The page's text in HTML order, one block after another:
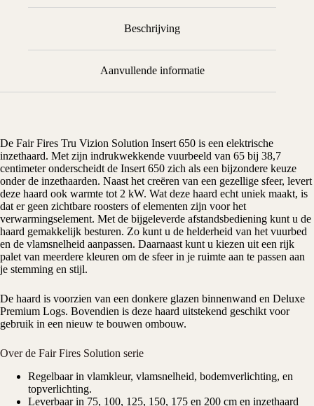
Beschrijving
Aanvullende informatie
De Fair Fires Tru Vizion Solution Insert 650 is een elektrische
inzethaard. Met zijn indrukwekkende vuurbeeld van 65 bij 38,7
centimeter onderscheidt de Insert 650 zich als een bijzondere keuze
onder de inzethaarden. Naast het creëren van een gezellige sfeer, levert
deze haard ook warmte tot 2 kW. Wat deze haard echt uniek maakt, is
dat er geen zichtbare roosters of elementen zijn voor het
verwarmingselement. Met de bijgeleverde afstandsbediening kunt u de
haard gemakkelijk besturen. Zo kunt u de helderheid van het vuurbed
en de vlamsnelheid aanpassen. Daarnaast kunt u kiezen uit een rijk
palet van meerdere kleuren om de sfeer in je ruimte aan te passen aan
je stemming en stijl.
De haard is voorzien van een donkere glazen binnenwand en Deluxe
Premium Logs. Bovendien is deze haard uitstekend geschikt voor
gebruik in een nieuw te bouwen ombouw.
Over de Fair Fires Solution serie
Regelbaar in vlamkleur, vlamsnelheid, bodemverlichting, en
topverlichting.
Leverbaar in 75, 100, 125, 150, 175 en 200 cm en inzethaard